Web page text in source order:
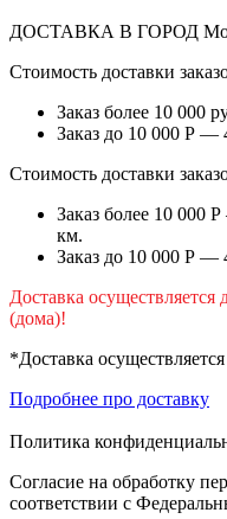
ДОСТАВКА В ГОРОД
Стоимость доставки
Заказ более 10 000
Заказ до 10 000 Р —
Стоимость доставки
Заказ более 10 000
км.
Заказ до 10 000 Р —
Доставка осуществляется
(дома)!
*Доставка
Подробнее про доставку
Политика
Согласие на обработку
соответствии с